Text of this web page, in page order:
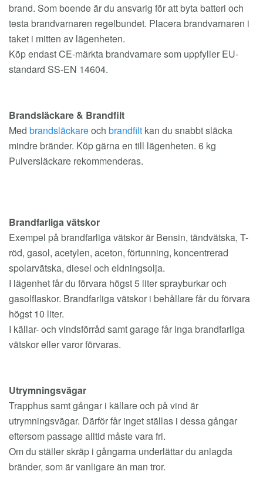
brand. Som boende är du ansvarig för att byta batteri och
testa brandvarnaren regelbundet. Placera brandvarnaren i
taket i mitten av lägenheten.
Köp endast CE-märkta brandvarnare som uppfyller EU-
standard SS-EN 14604.
Brandsläckare & Brandfilt
Med brandsläckareoch brandfilt kan du snabbt släcka
mindre bränder. Köp gärna en till lägenheten. 6 kg
Pulversläckare rekommenderas.
Brandfarliga vätskor
Exempel på brandfarliga vätskor är Bensin, tändvätska, T-
röd, gasol, acetylen, aceton, förtunning, koncentrerad
spolarvätska, diesel och eldningsolja.
I lägenhet får du förvara högst 5 liter sprayburkar och
gasolflaskor. Brandfarliga vätskor i behållare får du förvara
högst 10 liter.
I källar- och vindsförråd samt garage får inga brandfarliga
vätskor eller varor förvaras.
Utrymningsvägar
Trapphus samt gångar i källare och på vind är
utrymningsvägar. Därför får inget ställas i dessa gångar
eftersom passage alltid måste vara fri.
Om du ställer skräp i gångarna underlättar du anlagda
bränder, som är vanligare än man tror.